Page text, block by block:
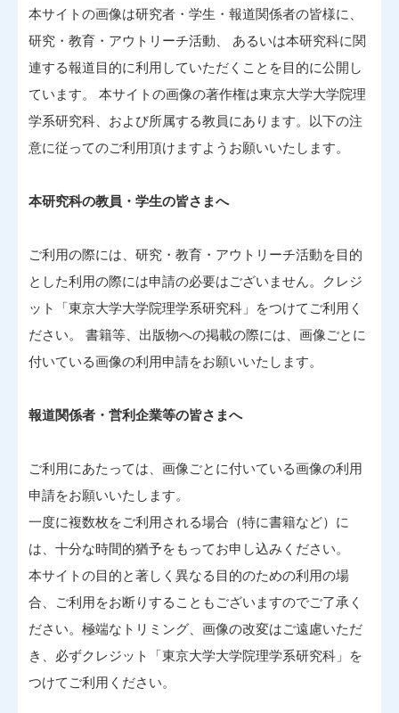
本サイトの画像は研究者・学生・報道関係者の皆様に、
研究・教育・アウトリーチ活動、 あるいは本研究科に関
連する報道目的に利用していただくことを目的に公開し
ています。 本サイトの画像の著作権は東京大学大学院理
学系研究科、および所属する教員にあります。以下の注
意に従ってのご利用頂けますようお願いいたします。
本研究科の教員・学生の皆さまへ
ご利用の際には、研究・教育・アウトリーチ活動を目的
とした利用の際には申請の必要はございません。クレジ
ット「東京大学大学院理学系研究科」をつけてご利用く
ださい。 書籍等、出版物への掲載の際には、画像ごとに
付いている画像の利用申請をお願いいたします。
報道関係者・営利企業等の皆さまへ
ご利用にあたっては、画像ごとに付いている画像の利用
申請をお願いいたします。
一度に複数枚をご利用される場合（特に書籍など）に
は、十分な時間的猶予をもってお申し込みください。
本サイトの目的と著しく異なる目的のための利用の場
合、ご利用をお断りすることもございますのでご了承く
ださい。極端なトリミング、画像の改変はご遠慮いただ
き、必ずクレジット「東京大学大学院理学系研究科」を
つけてご利用ください。